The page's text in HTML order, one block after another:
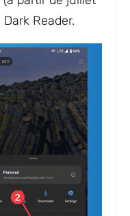
Reader.